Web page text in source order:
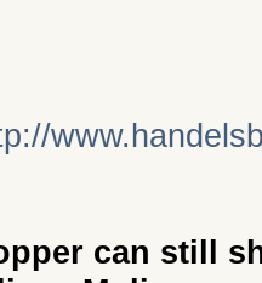
can still